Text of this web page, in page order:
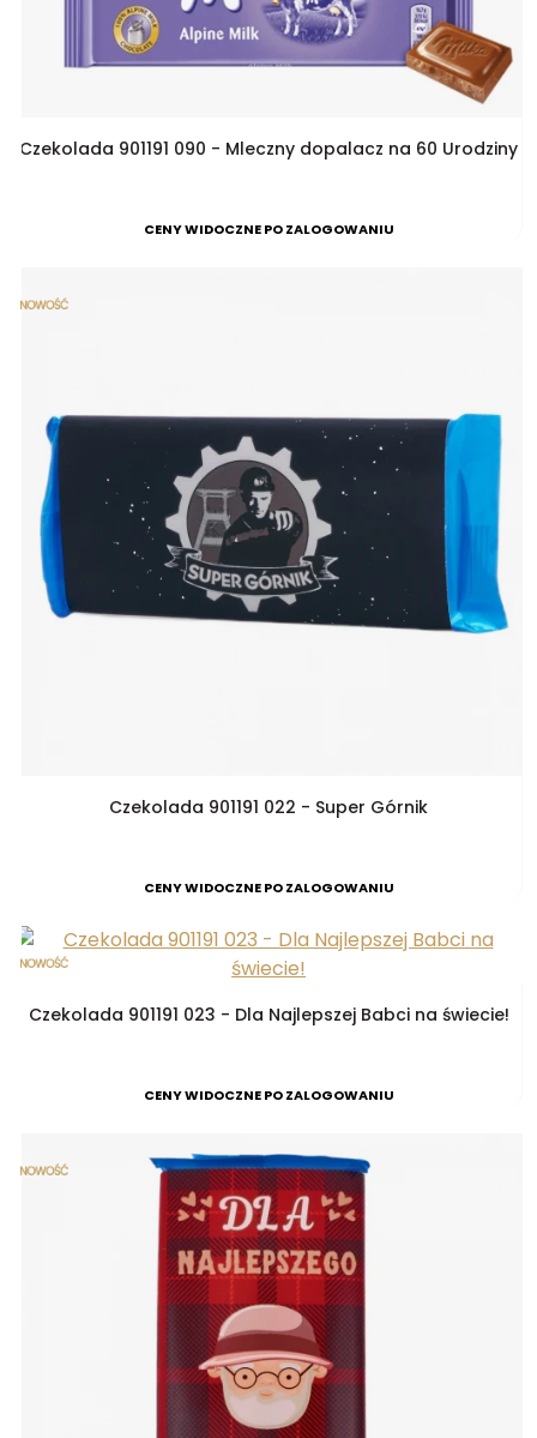
Czekolada 901191 090 - Mleczny dopalacz na 60 Urodziny
CENY WIDOCZNE PO ZALOGOWANIU
Czekolada 901191 022 - Super Górnik
CENY WIDOCZNE PO ZALOGOWANIU
Czekolada 901191 023 - Dla Najlepszej Babci na świecie!
CENY WIDOCZNE PO ZALOGOWANIU